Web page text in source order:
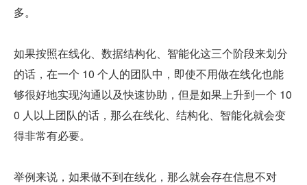
多。
如果按照在线化、数据结构化、智能化这三个阶段来划分
的话，在一个 10 个人的团队中，即使不用做在线化也能
够很好地实现沟通以及快速协助，但是如果上升到一个 10
0 人以上团队的话，那么在线化、结构化、智能化就会变
得非常有必要。
举例来说，如果做不到在线化，那么就会存在信息不对